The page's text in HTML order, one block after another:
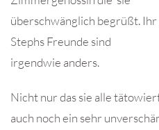
überschwänglich begrüßt. Ihr
Stephs Freunde sind
irgendwie anders.
Nicht nur das sie alle
auch noch ein sehr